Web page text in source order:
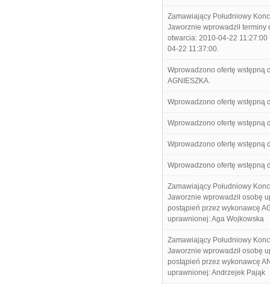
Zamawiający Południowy
Jaworznie wprowadził terminy
otwarcia: 2010-04-22
04-22 11:37:00.
Wprowadzono ofertę wstępną
AGNIESZKA.
Wprowadzono ofertę wstępną
Wprowadzono ofertę wstępną
Wprowadzono ofertę wstępną
Wprowadzono ofertę wstępną
Zamawiający Południowy
Jaworznie wprowadził osobę
postąpień przez wykonawcę
uprawnionej: Aga Wojkowska
Zamawiający Południowy
Jaworznie wprowadził osobę
postąpień przez wykonawcę
uprawnionej: Andrzejek Pająk